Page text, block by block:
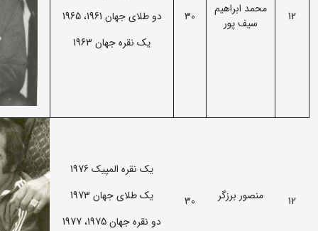
12
محمد ابراهیم
سیف پور
30
دو طلای جهان 1961، 1965
یک نقره جهان 1963
12 منصور برزگر 30
یک نقره المپیک 1976
یک طلای جهان 1973
دو نقره جهان 1975، 1977